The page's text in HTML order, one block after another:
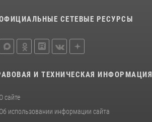
СЕТЕВЫЕ РЕСУРСЫ
И ТЕХНИЧЕСКАЯ ИНФОРМАЦИЯ
О сайте
Об использовании информации сайта